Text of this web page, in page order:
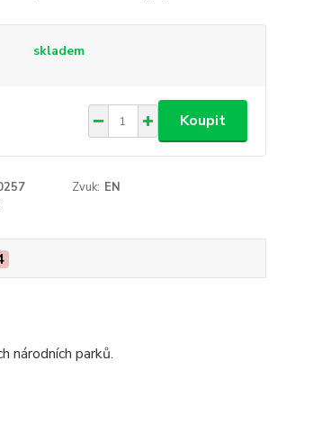
skladem
Koupit
Zvuk: EN
národních parků.